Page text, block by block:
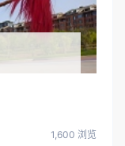
1,600 浏览